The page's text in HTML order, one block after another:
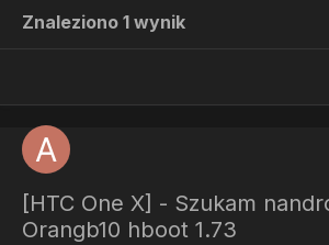
Znaleziono 1 wynik
[HTC One X] - Szukam
Orangb10 hboot 1.73